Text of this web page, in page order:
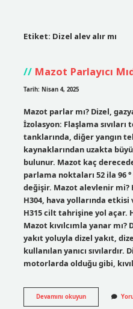
Etiket: Dizel alev alır mı
Mazot Parlayıcı
Tarih: Nisan 4, 2025
Mazot parlar mı? Dizel,
İzolasyon: Flaşlama
tanklarında, diğer yangın
kaynaklarından uzakta
bulunur. Mazot kaç
parlama noktaları 52 ila 96 °
değişir. Mazot alevlenir mi?
H304, hava yollarında
H315 cilt tahrişine yol açar.
Mazot kıvılcımla yanar mı?
yakıt yoluyla dizel yakıt,
kullanılan yanıcı
motorlarda olduğu gibi,
Devamını okuyunMazot
Parlayıcı